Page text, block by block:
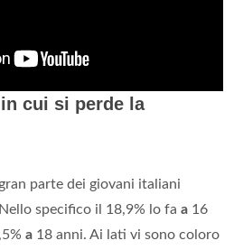
cui si perde la
parte dei giovani italiani
specifico il 18,9% lo fa a 16
a 18 anni. Ai lati vi sono coloro